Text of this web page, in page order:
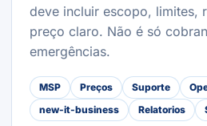
deve incluir escopo, limites,
preço claro. Não é só
emergências.
MSP Preços Suporte
new-it-business
Relatorios